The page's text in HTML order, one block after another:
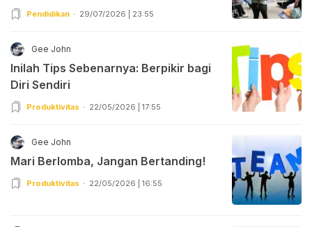
Pendidikan 29/07/2026 | 23:55
Gee John
Inilah Tips Sebenarnya: Berpikir bagi
Diri Sendiri
Produktivitas 22/05/2026 | 17:55
Gee John
Mari Berlomba, Jangan Bertanding!
Produktivitas 22/05/2026 | 16:55